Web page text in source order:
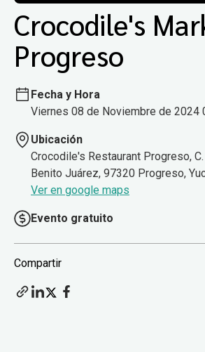
Crocodile's
Progreso
Fecha y Hora
Viernes 08 de Noviembre de 2024
Ubicación
Crocodile's Restaurant Progreso,
Benito Juárez, 97320 Progreso,
Ver en google maps
Evento gratuito
Compartir